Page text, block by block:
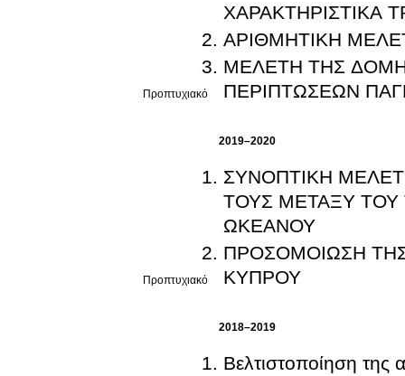
Προπτυχιακό
ΧΑΡΑΚΤΗΡΙΣΤΙΚΑ
ΑΡΙΘΜΗΤΙΚΗ
ΜΕΛΕΤΗ ΤΗΣ
ΠΕΡΙΠΤΩΣΕΩΝ
2019–2020
Προπτυχιακό
ΣΥΝΟΠΤΙΚΗ
ΤΟΥΣ ΜΕΤΑΞΥ ΤΟΥ
ΩΚΕΑΝΟΥ
ΠΡΟΣΟΜΟΙΩΣΗ
ΚΥΠΡΟΥ
2018–2019
Βελτιστοποίηση της